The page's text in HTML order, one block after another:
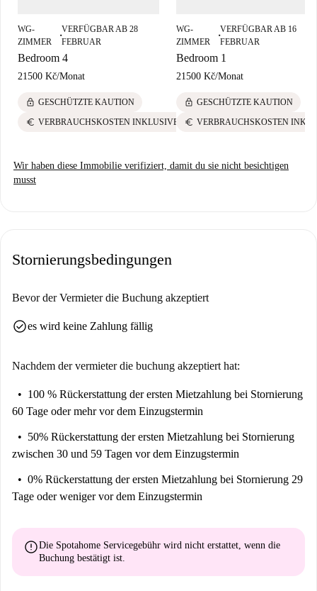
Zoomorph in der Nähe. Das Viertel bietet eine charmante Mischung aus
kulturellen Sehenswürdigkeiten und barrierefreien Annehmlichkeiten.
WG-
ZIMMER
■
VERFÜGBAR AB 28
FEBRUAR
Bedroom 4
21500 Kč/Monat
lock GESCHÜTZTE KAUTION
euro VERBRAUCHSKOSTEN INKLUSIVE
WG-
ZIMMER
■
VERFÜGBAR AB 16
FEBRUAR
Bedroom 1
21500 Kč/Monat
lock GESCHÜTZTE KAUTION
euro VERBRAUCHSKOSTEN
Wir haben diese Immobilie verifiziert, damit du sie nicht besichtigen
musst
Stornierungsbedingungen
Bevor der Vermieter die Buchung akzeptiert
check_circlees wird keine Zahlung fällig
Nachdem der vermieter die buchung akzeptiert hat:
100 % Rückerstattung der ersten Mietzahlung bei Stornierung
60 Tage oder mehr vor dem Einzugstermin
50% Rückerstattung der ersten Mietzahlung bei Stornierung
zwischen 30 und 59 Tagen vor dem Einzugstermin
0% Rückerstattung der ersten Mietzahlung bei Stornierung 29
Tage oder weniger vor dem Einzugstermin
errorDie Spotahome Servicegebühr wird nicht erstattet , wenn die
Buchung bestätigt ist.